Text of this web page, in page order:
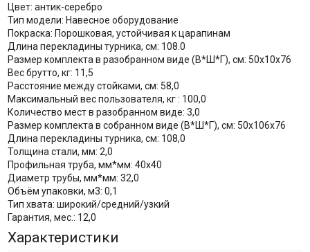
Цвет: антик-серебро
Тип модели: Навесное оборудование
Покраска: Порошковая, устойчивая к царапинам
Длина перекладины турника, см: 108.0
Размер комплекта в разобранном виде (В*Ш*Г), см: 50х10х76
Вес брутто, кг: 11,5
Расстояние между стойками, см: 58,0
Максимальный вес пользователя, кг : 100,0
Количество мест в разобранном виде: 3,0
Размер комплекта в собранном виде (В*Ш*Г), см: 50х106х76
Длина перекладины турника, см: 108,0
Толщина стали, мм: 2,0
Профильная труба, мм*мм: 40х40
Диаметр трубы, мм*мм: 32,0
Объём упаковки, м3: 0,1
Тип хвата: широкий/средний/узкий
Гарантия, мес.: 12,0
Характеристики